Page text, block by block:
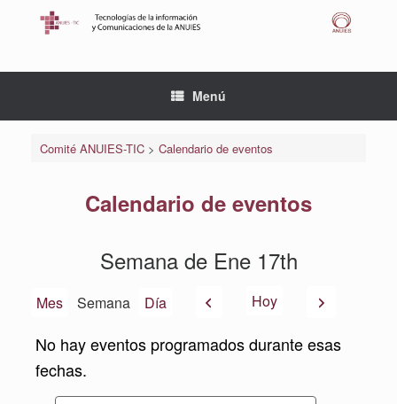
Menú
Comité ANUIES-TIC> Calendario de eventos
Calendario de eventos
Semana de Ene 17th
Mes Semana Día AnteriorHoy Siguiente
No hay eventos programados durante esas
fechas.